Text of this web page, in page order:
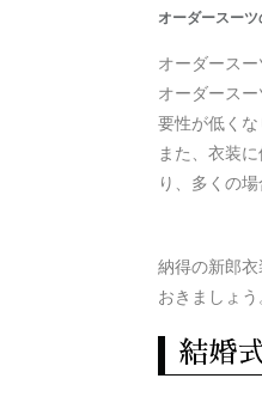
オーダースーツ
オーダース
オーダース
要性が低く
また、衣装
り、多くの
納得の新郎
おきましょう
結婚